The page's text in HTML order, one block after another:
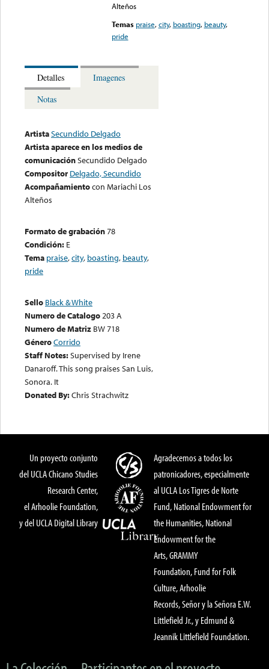
Alteños
Temas praise,city, boasting, beauty,
pride
Detalles
Imagenes
Notas
ArtistaSecundido Delgado
Artista aparece en los medios de
comunicaciónSecundido Delgado
Compositor Delgado, Secundido
Acompañamientocon Mariachi Los
Alteños
Formato de grabación78
Condición: E
Tema praise,city, boasting, beauty,
pride
Sello Black & White
Numero de Catalogo203 A
Numero de Matriz BW 718
GéneroCorrido
Staff Notes:Supervised by Irene
Danaroff. This song praises San Luis,
Sonora. It
Donated By:Chris Strachwitz
Un proyecto conjunto
del UCLA Chicano Studies
Research Center,
el Arhoolie Foundation,
y del UCLA Digital Library
Agradecemos a todos los
patronicadores, especialmente
al UCLA Los Tigres de Norte
Fund, National Endowment for
the Humanities, National
Endowment for the
Arts, GRAMMY
Foundation, Fund for Folk
Culture, Arhoolie
Records, Señor y la Señora E.W.
Littlefield Jr., y Edmund &
Jeannik Littlefield Foundation.